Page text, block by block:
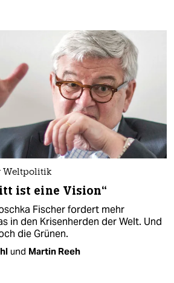
Weltpolitik
ist eine Vision“
Fischer fordert mehr
in den Krisenherden der Welt. Und
die Grünen.
und Martin Reeh